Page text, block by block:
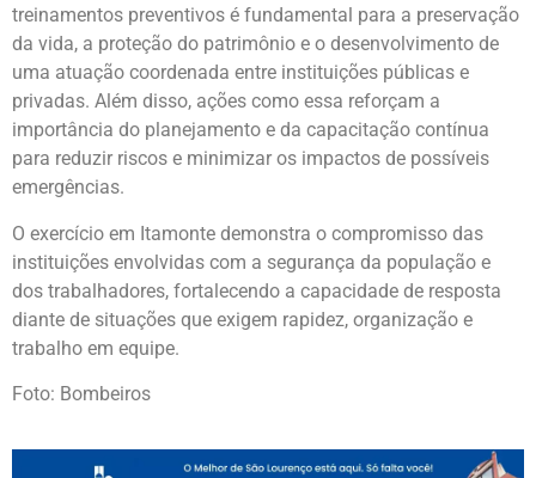
treinamentos preventivos é fundamental para a preservação
da vida, a proteção do patrimônio e o desenvolvimento de
uma atuação coordenada entre instituições públicas e
privadas. Além disso, ações como essa reforçam a
importância do planejamento e da capacitação contínua
para reduzir riscos e minimizar os impactos de possíveis
emergências.
O exercício em Itamonte demonstra o compromisso das
instituições envolvidas com a segurança da população e
dos trabalhadores, fortalecendo a capacidade de resposta
diante de situações que exigem rapidez, organização e
trabalho em equipe.
Foto: Bombeiros